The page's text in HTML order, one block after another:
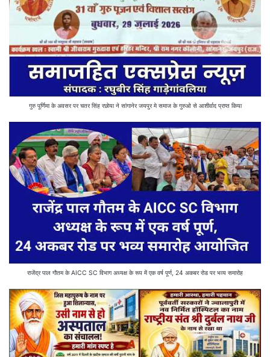
गुरु पूर्णिमा के अवसर पर चतर सिंह रछोया ने सांगानेर जयपुर मे समाज के गुरुओ से आशीर्वाद प्राप्त किया
राजेंद्र पाल गौतम के AICC SC विभाग अध्यक्ष के रूप में एक वर्ष पूर्ण, 24 अकबर रोड पर भव्य समारोह